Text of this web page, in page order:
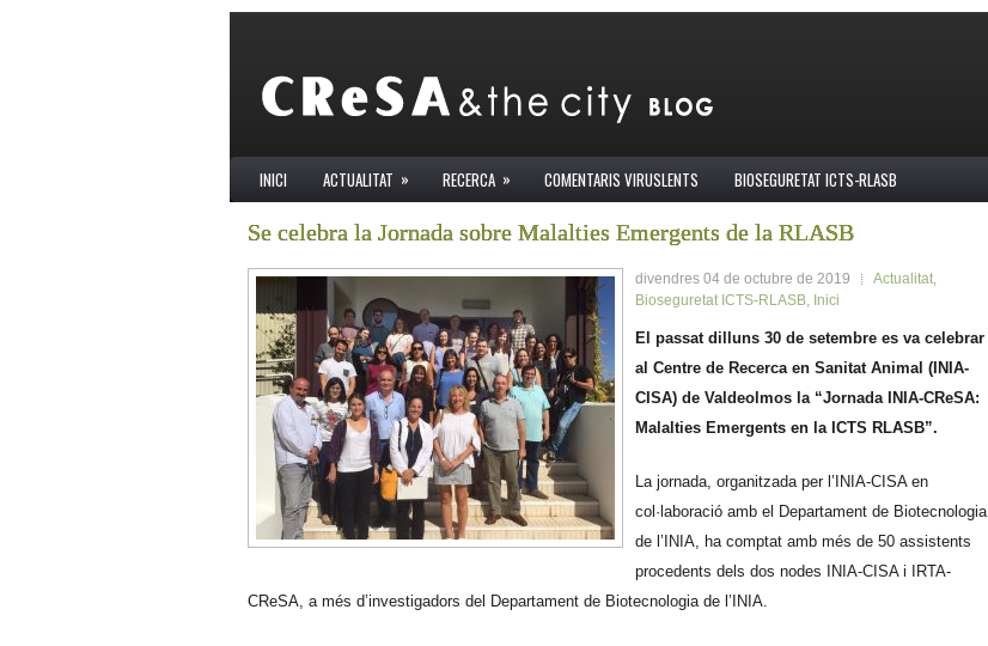
INICI ACTUALITAT » RECERCA » COMENTARIS VIRUSLENTS BIOSEGURETAT ICTS-RLASB
Se celebra la Jornada sobre Malalties Emergents de la RLASB
divendres 04 de octubre de 2019 Actualitat,
Bioseguretat ICTS-RLASB, Inici
El passat dilluns 30 de setembre es va celebrar
al Centre de Recerca en Sanitat Animal (INIA-
CISA) de Valdeolmos la “Jornada INIA-CReSA:
Malalties Emergents en la ICTS RLASB”.
La jornada, organitzada per l’INIA-CISA en
col·laboració amb el Departament de Biotecnologia
de l’INIA, ha comptat amb més de 50 assistents
procedents dels dos nodes INIA-CISA i IRTA-
CReSA, a més d’investigadors del Departament de Biotecnologia de l’INIA.